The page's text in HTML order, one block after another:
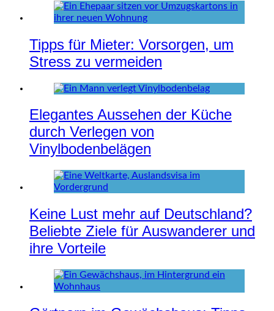
Tipps für Mieter: Vorsorgen, um
Stress zu vermeiden
Elegantes Aussehen der Küche
durch Verlegen von
Vinylbodenbelägen
Keine Lust mehr auf Deutschland?
Beliebte Ziele für Auswanderer und
ihre Vorteile